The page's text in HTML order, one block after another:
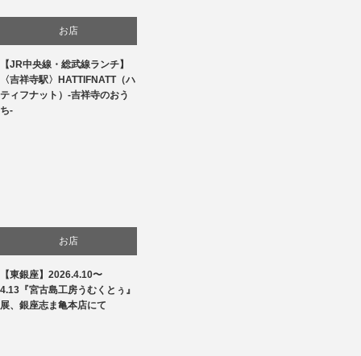
お店
食べ物
【JR中央線・総武線ランチ】
〈吉祥寺駅〉HATTIFNATT（ハ
ティフナット）-吉祥寺のおう
ち-
お店
商品紹介
【東銀座】2026.4.10〜
4.13『宮古島工房うむくとぅ』
展、銀座志ま亀本店にて